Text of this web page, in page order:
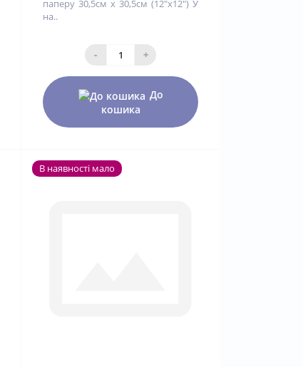
паперу 30,5см х 30,5см (12"x12") У
на..
- +
До
кошика
В наявності мало